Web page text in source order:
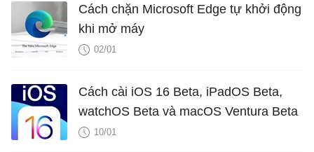
Cách chặn Microsoft Edge tự khởi động
khi mở máy
02/01
Cách cài iOS 16 Beta, iPadOS Beta,
watchOS Beta và macOS Ventura Beta
10/01